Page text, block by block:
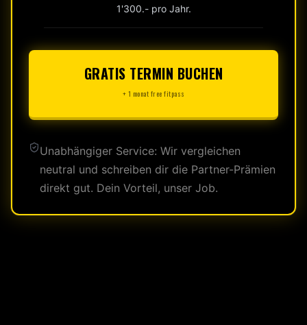
1'300.- pro Jahr.
GRATIS TERMIN BUCHEN
+ 1 monat free fitpass
Unabhängiger Service: Wir vergleichen
neutral und schreiben dir die Partner-Prämien
direkt gut. Dein Vorteil, unser Job.